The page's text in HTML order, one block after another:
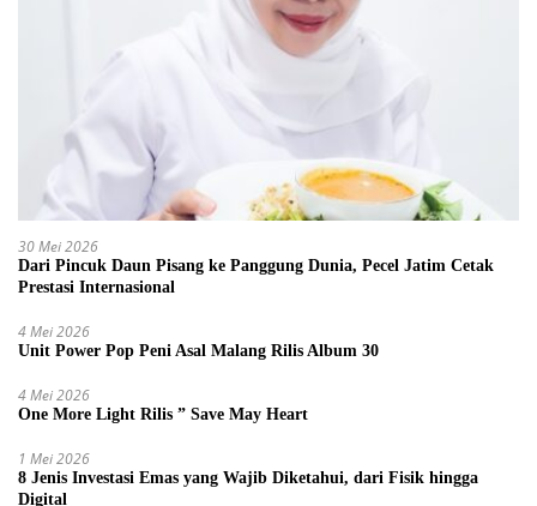
30 Mei 2026
Dari Pincuk Daun Pisang ke Panggung Dunia, Pecel Jatim Cetak
Prestasi Internasional
4 Mei 2026
Unit Power Pop Peni Asal Malang Rilis Album 30
4 Mei 2026
One More Light Rilis ” Save May Heart
1 Mei 2026
8 Jenis Investasi Emas yang Wajib Diketahui, dari Fisik hingga
Digital